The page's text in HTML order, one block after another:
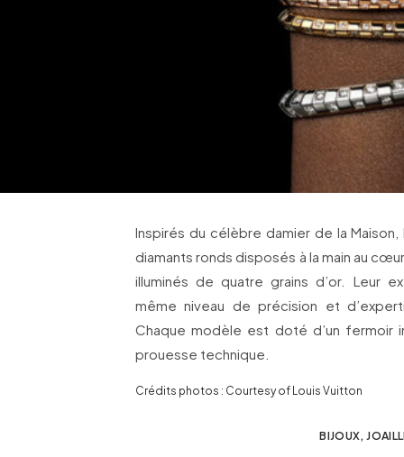
Inspirés du célèbre damier de la
diamants ronds disposés à la main au
illuminés de quatre grains d’or. Leur
même niveau de précision et
Chaque modèle est doté d’un fermoir
prouesse technique.
Crédits photos : Courtesy of Louis Vuitton
BIJOUX,